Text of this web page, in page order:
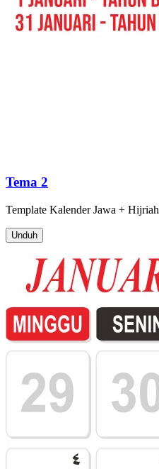
Tema 2
Template Kalender Jawa + Hijriah
Unduh